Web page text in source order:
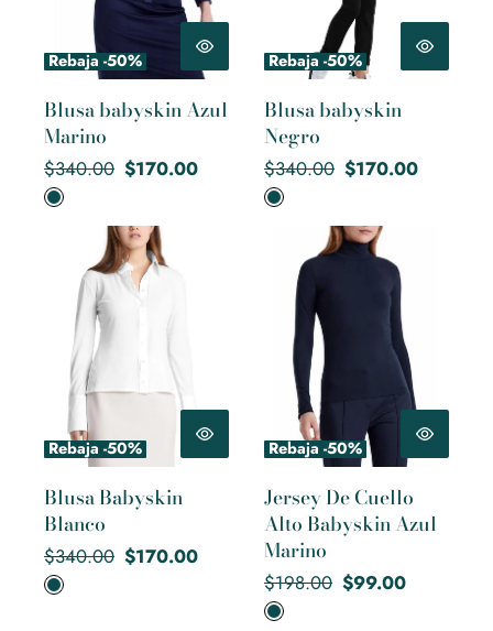
Rebaja -50%
Blusa babyskin Azul
Marino
Precio
regular
$340.00 Precio
$170.00
Rebaja -50%
Blusa babyskin
Negro
Precio
regular
$340.00 Precio
$170.00
Blusa Babyskin Blanco
Rebaja -50%
Blusa Babyskin
Blanco
Precio
regular
$340.00 Precio
$170.00
Jersey De Cuello Alto Babyskin
Azul Marino
Rebaja -50%
Jersey De Cuello
Alto Babyskin Azul
Marino
Precio
regular
$198.00 Precio
$99.00